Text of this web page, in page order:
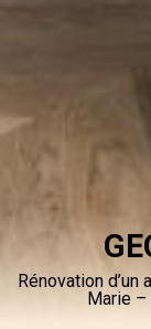
Rénovation
Marie –